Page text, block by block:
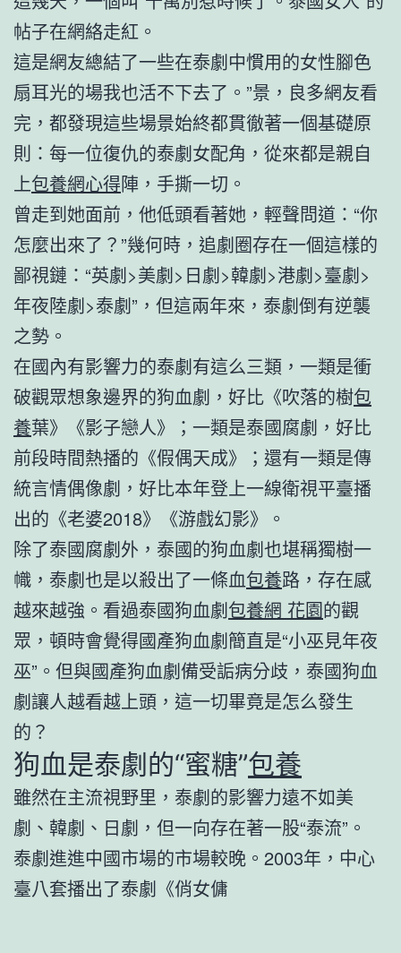
帖子在網絡走紅。
這是網友總結了一些在泰劇中慣用的女性腳色
扇耳光的場我也活不下去了。”景，良多網友看
完，都發現這些場景始終都貫徹著一個基礎原
則：每一位復仇的泰劇女配角，從來都是親自
上包養網心得陣，手撕一切。
曾走到她面前，他低頭看著她，輕聲問道：“你
怎麼出來了？”幾何時，追劇圈存在一個這樣的
鄙視鏈：“英劇>美劇>日劇>韓劇>港劇>臺劇>
年夜陸劇>泰劇”，但這兩年來，泰劇倒有逆襲
之勢。
在國內有影響力的泰劇有這么三類，一類是衝
破觀眾想象邊界的狗血劇，好比《吹落的樹包
養葉》《影子戀人》；一類是泰國腐劇，好比
前段時間熱播的《假偶天成》；還有一類是傳
統言情偶像劇，好比本年登上一線衛視平臺播
出的《老婆2018》《游戲幻影》。
除了泰國腐劇外，泰國的狗血劇也堪稱獨樹一
幟，泰劇也是以殺出了一條血包養路，存在感
越來越強。看過泰國狗血劇包養網 花園的觀
眾，頓時會覺得國產狗血劇簡直是“小巫見年夜
巫”。但與國產狗血劇備受詬病分歧，泰國狗血
劇讓人越看越上頭，這一切畢竟是怎么發生
的？
狗血是泰劇的“蜜糖”包養
雖然在主流視野里，泰劇的影響力遠不如美
劇、韓劇、日劇，但一向存在著一股“泰流”。
泰劇進進中國市場的市場較晚。2003年，中心
臺八套播出了泰劇《俏女傭